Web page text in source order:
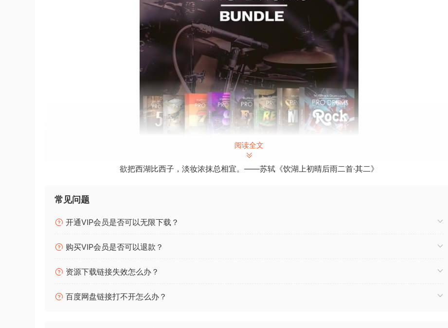
143 GB 样本内容。111,000 个多轨鼓录音。
可能是您唯一需要的鼓循环库：Pro Drums Bundle 包含八种不同的鼓组，其中的循环适用于最常见的原声鼓流派和风
格，包括摇滚、放克、金属、雷鬼、50 年代、60 年代、70 年代和 80 年代。总共有超过 111,000 个原声多轨鼓循环，
由专业录音室鼓手采样的八套不同的鼓
143 GB 样本，拥有超过 111,000 个原声多轨鼓循环
阅读全文
欲把西湖比西子，淡妆浓抹总相宜。——苏轼《饮湖上初晴后雨二首·其二》
常见问题
开通VIP会员是否可以无限下载？
购买VIP会员是否可以退款？
资源下载链接失效怎么办？
百度网盘链接打不开怎么办？